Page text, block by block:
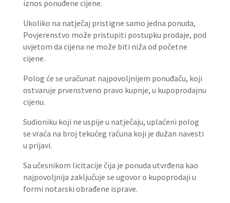
iznos ponuđene cijene.
Ukoliko na natječaj pristigne samo jedna ponuda,
Povjerenstvo može pristupiti postupku prodaje, pod
uvjetom da cijena ne može biti niža od početne
cijene.
Polog će se uračunat najpovoljnijem ponuđaču, koji
ostvaruje prvenstveno pravo kupnje, u kupoprodajnu
cijenu.
Sudioniku koji ne uspije u natječaju, uplaćeni polog
se vraća na broj tekućeg računa koji je dužan navesti
u prijavi.
Sa učesnikom licitacije čija je ponuda utvrđena kao
najpovoljnija zaključuje se ugovor o kupoprodaji u
formi notarski obrađene isprave.